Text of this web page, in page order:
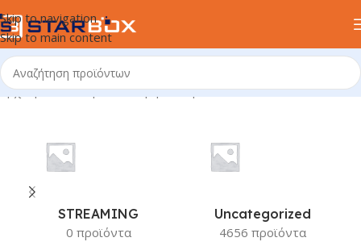
Skip to navigation
Skip to main content
Αρχική σελίδα/Προϊόν Χωρητικότητα/5.200 mAh
STREAMING
0 προϊόντα
Uncategorized
4656 προϊόντα